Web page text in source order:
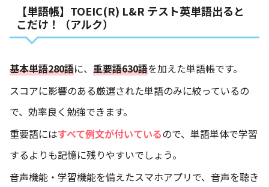
【単語帳】TOEIC(R) L&R テスト英単語出ると
こだけ！（アルク）
基本単語280語に、 重要語630語を加えた単語帳です。
スコアに影響のある厳選された単語のみに絞っているの
で、効率良く勉強できます。
重要語にはすべて例文が付いているので、単語単体で学習
するよりも記憶に残りやすいでしょう。
音声機能・学習機能を備えたスマホアプリで、音声を聴き